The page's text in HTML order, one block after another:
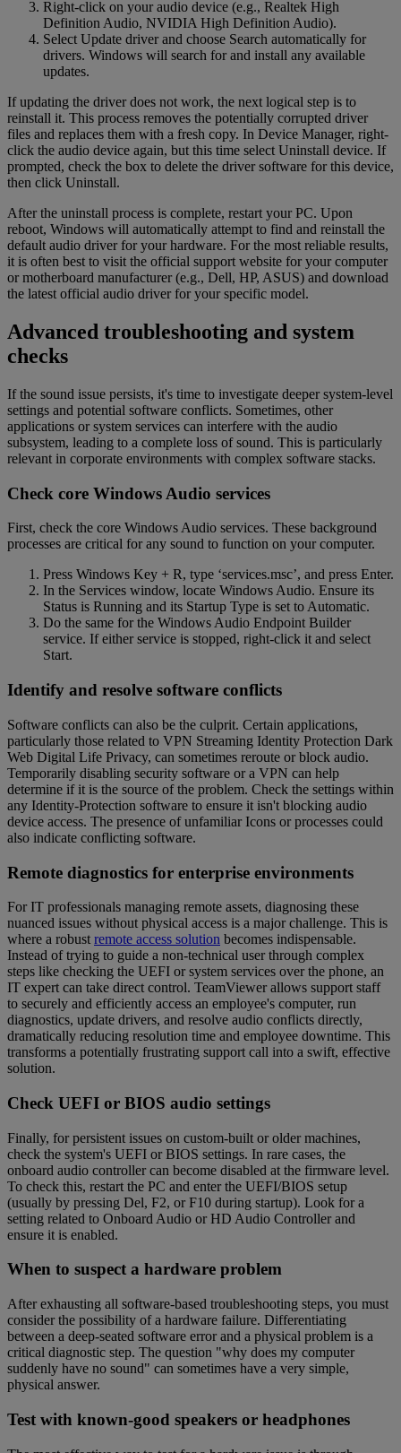
Right-click on your audio device (e.g., Realtek High
Definition Audio, NVIDIA High Definition Audio).
Select Update driver and choose Search automatically for
drivers. Windows will search for and install any available
updates.
If updating the driver does not work, the next logical step is to
reinstall it. This process removes the potentially corrupted driver
files and replaces them with a fresh copy. In Device Manager, right-
click the audio device again, but this time select Uninstall device. If
prompted, check the box to delete the driver software for this device,
then click Uninstall.
After the uninstall process is complete, restart your PC. Upon
reboot, Windows will automatically attempt to find and reinstall the
default audio driver for your hardware. For the most reliable results,
it is often best to visit the official support website for your computer
or motherboard manufacturer (e.g., Dell, HP, ASUS) and download
the latest official audio driver for your specific model.
Advanced troubleshooting and system
checks
If the sound issue persists, it's time to investigate deeper system-level
settings and potential software conflicts. Sometimes, other
applications or system services can interfere with the audio
subsystem, leading to a complete loss of sound. This is particularly
relevant in corporate environments with complex software stacks.
Check core Windows Audio services
First, check the core Windows Audio services. These background
processes are critical for any sound to function on your computer.
Press Windows Key + R, type ‘services.msc’, and press Enter.
In the Services window, locate Windows Audio. Ensure its
Status is Running and its Startup Type is set to Automatic.
Do the same for the Windows Audio Endpoint Builder
service. If either service is stopped, right-click it and select
Start.
Identify and resolve software conflicts
Software conflicts can also be the culprit. Certain applications,
particularly those related to VPN Streaming Identity Protection Dark
Web Digital Life Privacy, can sometimes reroute or block audio.
Temporarily disabling security software or a VPN can help
determine if it is the source of the problem. Check the settings within
any Identity-Protection software to ensure it isn't blocking audio
device access. The presence of unfamiliar Icons or processes could
also indicate conflicting software.
Remote diagnostics for enterprise environments
For IT professionals managing remote assets, diagnosing these
nuanced issues without physical access is a major challenge. This is
where a robust remote access solution becomes indispensable.
Instead of trying to guide a non-technical user through complex
steps like checking the UEFI or system services over the phone, an
IT expert can take direct control. TeamViewer allows support staff
to securely and efficiently access an employee's computer, run
diagnostics, update drivers, and resolve audio conflicts directly,
dramatically reducing resolution time and employee downtime. This
transforms a potentially frustrating support call into a swift, effective
solution.
Check UEFI or BIOS audio settings
Finally, for persistent issues on custom-built or older machines,
check the system's UEFI or BIOS settings. In rare cases, the
onboard audio controller can become disabled at the firmware level.
To check this, restart the PC and enter the UEFI/BIOS setup
(usually by pressing Del, F2, or F10 during startup). Look for a
setting related to Onboard Audio or HD Audio Controller and
ensure it is enabled.
When to suspect a hardware problem
After exhausting all software-based troubleshooting steps, you must
consider the possibility of a hardware failure. Differentiating
between a deep-seated software error and a physical problem is a
critical diagnostic step. The question "why does my computer
suddenly have no sound" can sometimes have a very simple,
physical answer.
Test with known-good speakers or headphones